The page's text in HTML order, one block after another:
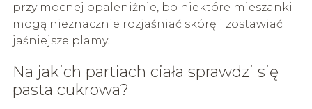
przy mocnej opaleniźnie, bo niektóre mieszanki
mogą nieznacznie rozjaśniać skórę i zostawiać
jaśniejsze plamy.
Na jakich partiach ciała sprawdzi się
pasta cukrowa?